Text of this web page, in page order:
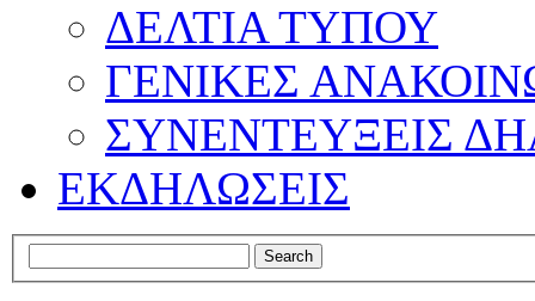
ΔΕΛΤΙΑ ΤΥΠΟΥ
ΓΕΝΙΚΕΣ
ΣΥΝΕΝΤΕΥΞΕΙΣ
ΕΚΔΗΛΩΣΕΙΣ